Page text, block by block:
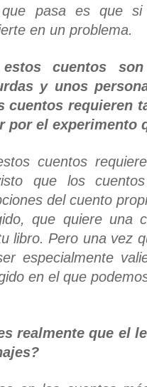
que pasa es que si
en un problema.
cuentos son
y unos
cuentos requieren
por el experimento
cuentos re
que los
del cuento
que quiere una
libro. Pero una vez
especialmente
en el que
realmente que el